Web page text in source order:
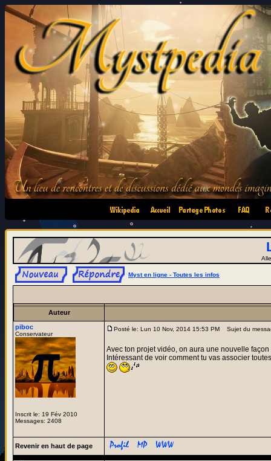
•
Myst en ligne - Toutes les infos
Auteur
piboc
Conservateur
Inscrit le: 19 Fév 2010
Messages: 2408
Posté le: Lun 10 Nov, 2014 15:53 PM Sujet du
Avec ton projet vidéo, on aura une nouvelle
Intéressant de voir comment tu vas associer
Revenir en haut de page